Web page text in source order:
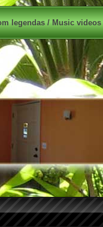
legendas / Music